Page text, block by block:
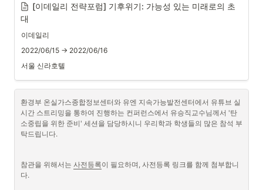
[이데일리 전략포럼] 기후위기: 가능성 있는 미래로의 초
대
이데일리
2022/06/15 → 2022/06/16
서울 신라호텔
환경부 온실가스종합정보센터와 유엔 지속가능발전센터에서 유튜브 실
시간 스트리밍을 통하여 진행하는 컨퍼런스에서 유승직교수님께서 '탄
소중립을 위한 준비' 세션을 담당하시니 우리학과 학생들의 많은 참석 부
탁드립니다.
참관을 위해서는 사전등록이 필요하며, 사전등록 링크를 함께 첨부합니
다.